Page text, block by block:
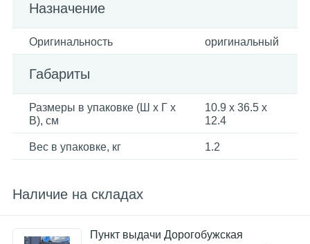
Назначение
Оригинальность оригинальный
Габариты
Размеры в упаковке (Ш x Г x
В), см
10.9 x 36.5 x
12.4
Вес в упаковке, кг 1.2
Наличие на складах
Пункт выдачи Дорогобужская